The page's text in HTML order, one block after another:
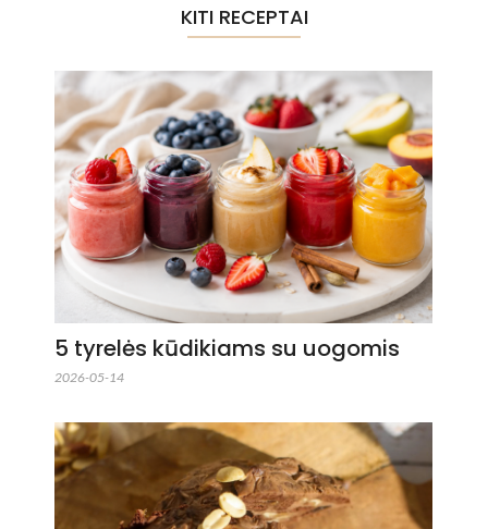
KITI RECEPTAI
5 tyrelės kūdikiams su uogomis
2026-05-14